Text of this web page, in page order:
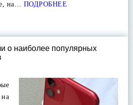
на… ПОДРОБНЕЕ
о наиболее популярных